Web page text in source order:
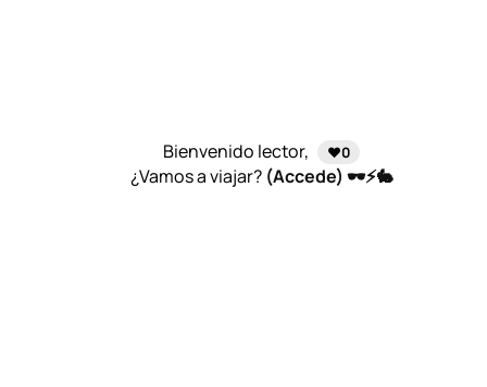
Bienvenido lector, ❤️0
¿Vamos a viajar? (Accede) 🕶️⚡🐇